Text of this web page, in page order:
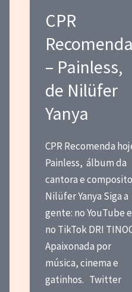
de
uma
trans
em
Minha
Em
Cor
de
Rosa
(1997)
CPR
Recomenda
– Painless,
de Nilüfer
Yanya
CPR Recomenda
Painless, álbum da
cantora e
Nilüfer Yanya Siga a
gente: no YouTube e
no TikTok DRI
Apaixonada por
música, cinema e
gatinhos. Twitter